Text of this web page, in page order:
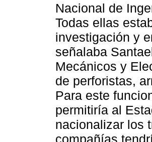
Nacional de
Todas ellas
investigación y
señalaba
Mecánicos y
de perforistas,
Para este
permitiría al
nacionalizar los
compañías